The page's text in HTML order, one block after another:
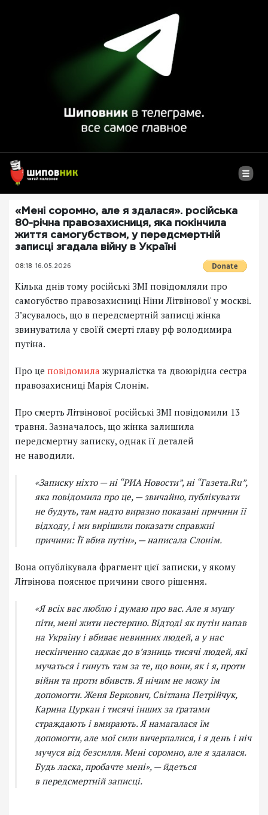
«Мені соромно, але я здалася». російська
80-річна правозахисниця, яка покінчила
життя самогубством, у передсмертній
записці згадала війну в Україні
08:18 16.05.2026
Кілька днів тому російські ЗМІ повідомляли про
самогубство правозахисниці Ніни Літвінової у москві.
З’ясувалось, що в передсмертній записці жінка
звинуватила у своїй смерті главу рф володимира
путіна.
Про це повідомила журналістка та двоюрідна сестра
правозахисниці Марія Слонім.
Про смерть Літвінової російські ЗМІ повідомили 13
травня. Зазначалось, що жінка залишила
передсмертну записку, однак її деталей
не наводили.
«Записку ніхто — ні “РИА Новости”, ні “Газета.Ru”,
яка повідомила про це, — звичайно, публікувати
не будуть, там надто виразно показані причини її
відходу, і ми вирішили показати справжні
причини: Її вбив путін», — написала Слонім.
Вона опублікувала фрагмент цієї записки, у якому
Літвінова пояснює причини свого рішення.
«Я всіх вас люблю і думаю про вас. Але я мушу
піти, мені жити нестерпно. Відтоді як путін напав
на Україну і вбиває невинних людей, а у нас
нескінченно саджає до в’язниць тисячі людей, які
мучаться і гинуть там за те, що вони, як і я, проти
війни та проти вбивств. Я нічим не можу їм
допомогти. Женя Беркович, Світлана Петрійчук,
Карина Цуркан і тисячі інших за ґратами
страждають і вмирають. Я намагалася їм
допомогти, але мої сили вичерпалися, і я день і ніч
мучуся від безсилля. Мені соромно, але я здалася.
Будь ласка, пробачте мені», — йдеться
в передсмертній записці.